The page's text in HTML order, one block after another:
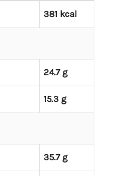
381 kcal
24.7 g
15.3 g
35.7 g